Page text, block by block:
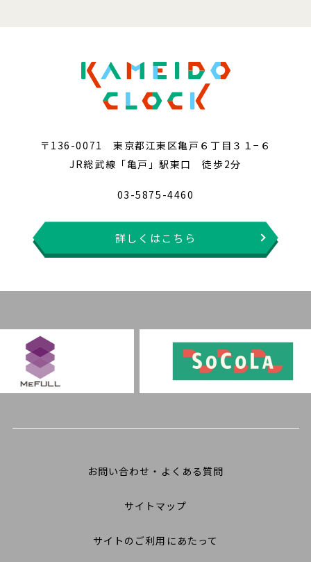
〒136-0071 東京都江東区亀戸６丁目３１−６
JR総武線「亀戸」駅東口 徒歩2分
03-5875-4460
詳しくはこちら
お問い合わせ・よくある質問
サイトマップ
サイトのご利用にあたって